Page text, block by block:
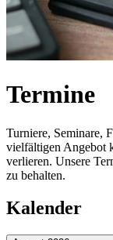
Termine
Turniere, Seminare,
vielfältigen Angebot
verlieren. Unsere
zu behalten.
Kalender